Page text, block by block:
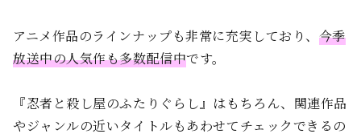
アニメ作品のラインナップも非常に充実しており、 今季
放送中の人気作も多数配信中です。
『忍者と殺し屋のふたりぐらし』はもちろん、関連作品
やジャンルの近いタイトルもあわせてチェックできるの